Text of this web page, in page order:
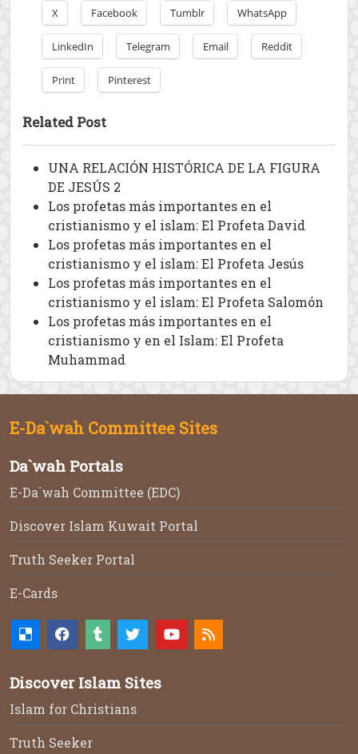
X Facebook Tumblr WhatsApp
LinkedIn Telegram Email Reddit
Print Pinterest
Related Post
UNA RELACIÓN HISTÓRICA DE LA FIGURA
DE JESÚS 2
Los profetas más importantes en el
cristianismo y el islam: El Profeta David
Los profetas más importantes en el
cristianismo y el islam: El Profeta Jesús
Los profetas más importantes en el
cristianismo y el islam: El Profeta Salomón
Los profetas más importantes en el
cristianismo y en el Islam: El Profeta
Muhammad
E-Da`wah Committee Sites
Da`wah Portals
E-Da`wah Committee (EDC)
Discover Islam Kuwait Portal
Truth Seeker Portal
E-Cards
Discover Islam Sites
Islam for Christians
Truth Seeker